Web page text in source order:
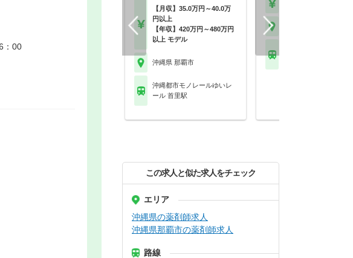
：00
【月収】35.0万円～40.0万
円以上
【年収】420万円～480万円
以上 モデル
沖縄県 那覇市
沖縄都市モノレールゆいレ
ール 首里駅
この求人と似た求人をチェック
エリア
沖縄県の薬剤師求人
沖縄県那覇市の薬剤師求人
路線